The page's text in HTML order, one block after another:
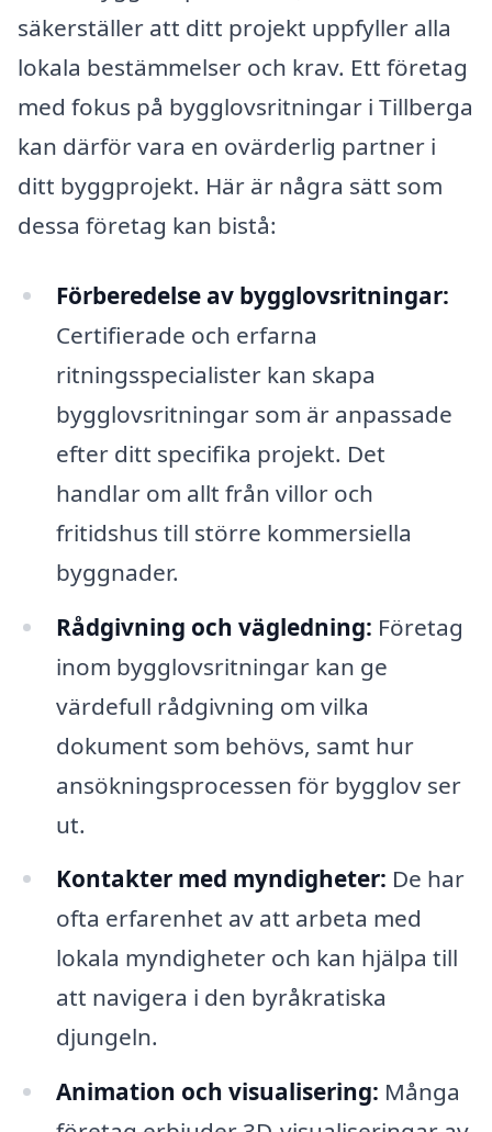
säkerställer att ditt projekt uppfyller alla
lokala bestämmelser och krav. Ett företag
med fokus på bygglovsritningar i Tillberga
kan därför vara en ovärderlig partner i
ditt byggprojekt. Här är några sätt som
dessa företag kan bistå:
Förberedelse av bygglovsritningar:
Certifierade och erfarna
ritningsspecialister kan skapa
bygglovsritningar som är anpassade
efter ditt specifika projekt. Det
handlar om allt från villor och
fritidshus till större kommersiella
byggnader.
Rådgivning och vägledning: Företag
inom bygglovsritningar kan ge
värdefull rådgivning om vilka
dokument som behövs, samt hur
ansökningsprocessen för bygglov ser
ut.
Kontakter med myndigheter: De har
ofta erfarenhet av att arbeta med
lokala myndigheter och kan hjälpa till
att navigera i den byråkratiska
djungeln.
Animation och visualisering: Många